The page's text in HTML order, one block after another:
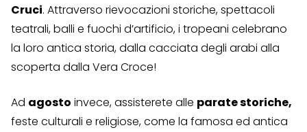
Cruci. Attraverso rievocazioni storiche, spettacoli
teatrali, balli e fuochi d’artificio, i tropeani celebrano
la loro antica storia, dalla cacciata degli arabi alla
scoperta dalla Vera Croce!
Ad agosto invece, assisterete alle parate storiche,
feste culturali e religiose, come la famosa ed antica